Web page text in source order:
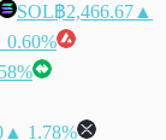
SOL฿2,466.67 ▲
0.60%
▲ 1.78%